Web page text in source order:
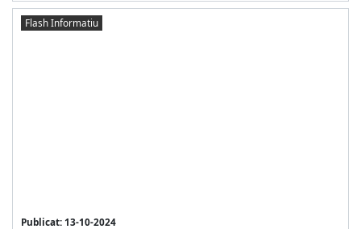
Flash Informatiu
Publicat: 13-10-2024